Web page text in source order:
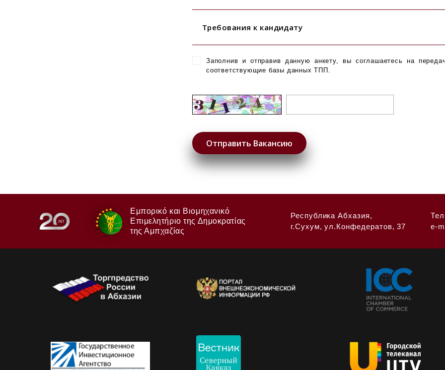
Требования к кандидату
Заполнив и отправив данную анкету, вы соглашаетесь на
соответствующие базы данных ТПП.
Εμπορικό και Βιομηχανικό
Επιμελητήριο της Δημοκρατίας
της Αμπχαζίας
Республика Абхазия,
г.Сухум, ул.Конфедератов, 37
e-